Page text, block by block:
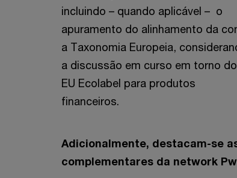
incluindo – quando aplicável – o
apuramento do alinhamento da
a Taxonomia Europeia,
a discussão em curso em torno do
EU Ecolabel para produtos
financeiros.
Adicionalmente, destacam-se
complementares da network